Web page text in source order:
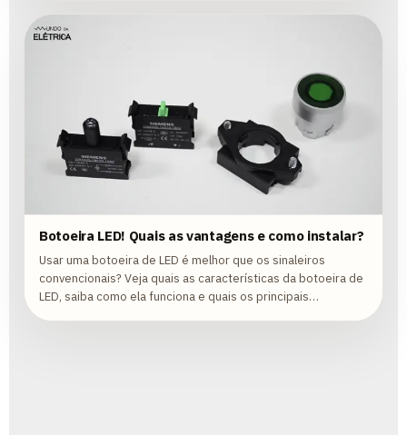
Botoeira LED! Quais as vantagens e como instalar?
Usar uma botoeira de LED é melhor que os sinaleiros
convencionais? Veja quais as características da botoeira de
LED, saiba como ela funciona e quais os principais
benefícios.